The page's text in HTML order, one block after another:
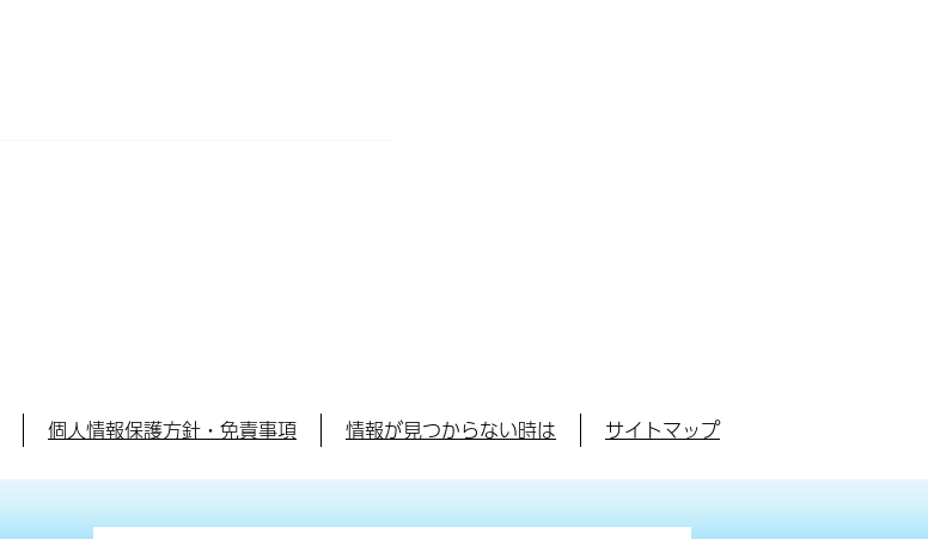
個人情報保護方針・免責事項 情報が見つからない時は サイトマップ